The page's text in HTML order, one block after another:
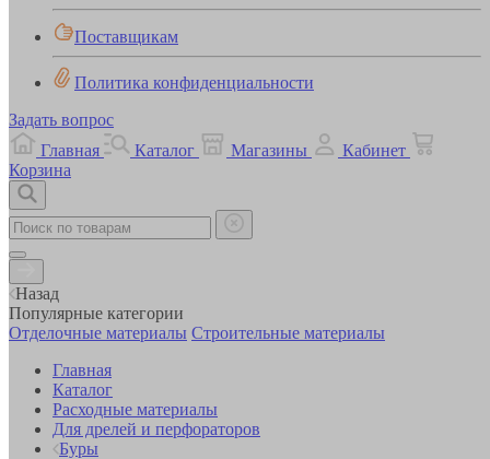
Поставщикам
Политика конфиденциальности
Задать вопрос
Главная
Каталог Магазины
Кабинет
Корзина
Назад
Популярные категории
Отделочные материалы Строительные материалы
Главная
Каталог
Расходные материалы
Для дрелей и перфораторов
Буры